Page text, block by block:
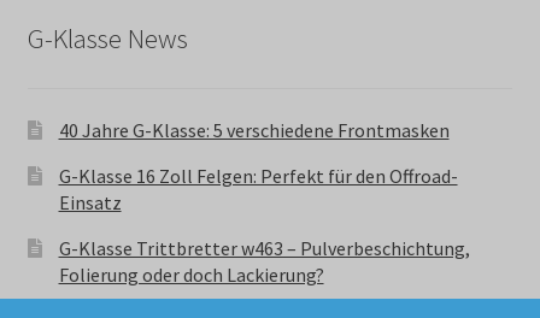
G-Klasse News
40 Jahre G-Klasse: 5 verschiedene Frontmasken
G-Klasse 16 Zoll Felgen: Perfekt für den Offroad-
Einsatz
G-Klasse Trittbretter w463 – Pulverbeschichtung,
Folierung oder doch Lackierung?